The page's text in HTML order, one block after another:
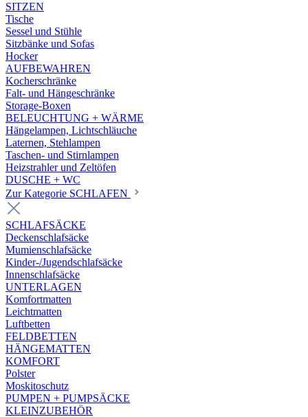
SITZEN
Tische
Sessel und Stühle
Sitzbänke und Sofas
Hocker
AUFBEWAHREN
Kocherschränke
Falt- und Hängeschränke
Storage-Boxen
BELEUCHTUNG + WÄRME
Hängelampen, Lichtschläuche
Laternen, Stehlampen
Taschen- und Stirnlampen
Heizstrahler und Zeltöfen
DUSCHE + WC
Zur Kategorie SCHLAFEN
SCHLAFSÄCKE
Deckenschlafsäcke
Mumienschlafsäcke
Kinder-/Jugendschlafsäcke
Innenschlafsäcke
UNTERLAGEN
Komfortmatten
Leichtmatten
Luftbetten
FELDBETTEN
HÄNGEMATTEN
KOMFORT
Polster
Moskitoschutz
PUMPEN + PUMPSÄCKE
KLEINZUBEHÖR